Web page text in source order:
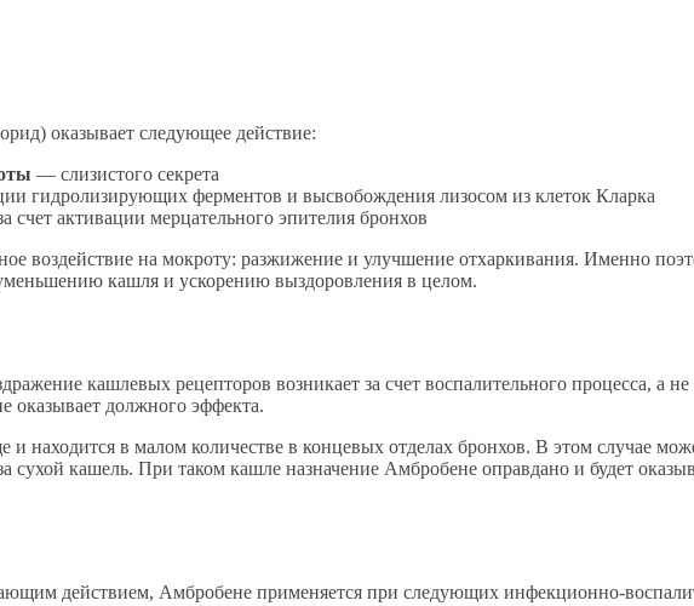
оказывает следующее действие:
— слизистого секрета
гидролизирующих ферментов и высвобождения лизосом из клеток Кларка
счет активации мерцательного эпителия бронхов
воздействие на мокроту: разжижение и улучшение отхаркивания. Именно
кашля и ускорению выздоровления в целом.
кашлевых рецепторов возникает за счет воспалительного процесса, а
оказывает должного эффекта.
и находится в малом количестве в концевых отделах бронхов. В этом случае
кашель. При таком кашле назначение Амбробене оправдано и будет
действием, Амбробене применяется при следующих инфекционно-